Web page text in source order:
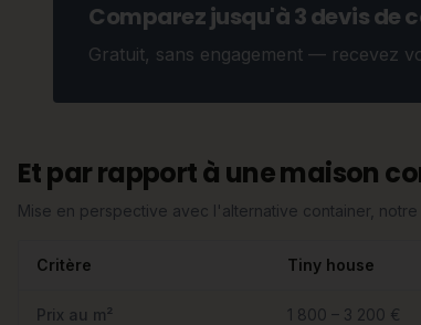
Comparez jusqu'à 3 devis de
Gratuit, sans engagement — recevez
Et par rapport à une maison
Mise en perspective avec l'alternative container,
Critère Tiny house
Prix au m² 1 800 – 3 200 €